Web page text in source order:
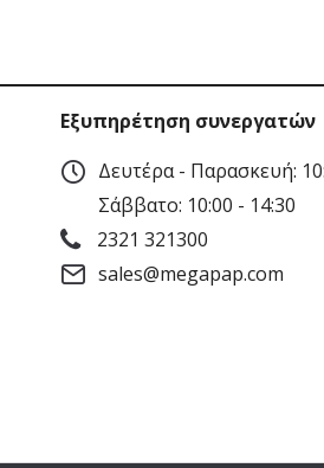
Εξυπηρέτηση συνεργατών
Δευτέρα - Παρασκευή:
Σάββατο: 10:00 - 14:30
2321 321300
sales@megapap.com